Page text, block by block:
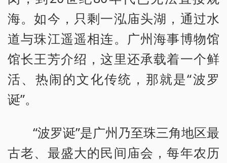
海。如今，只剩一泓庙头湖，通过水
道与珠江遥遥相连。广州海事博物馆
馆长王芳介绍，这里还承载着一个鲜
活、热闹的文化传统，那就是“波罗
诞”。
“波罗诞”是广州乃至珠三角地区最
古老、最盛大的民间庙会，每年农历